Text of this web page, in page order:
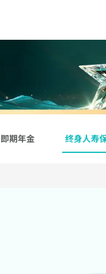
即期年金 终身人寿